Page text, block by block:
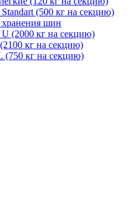
(500 кг на секцию)
шин
(2000 кг на секцию)
кг на секцию)
(750 кг на секцию)